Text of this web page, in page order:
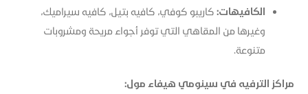
الكافيهات: كاريبو كوفي، كافيه بتيل، كافيه سيراميك،
وغيرها من المقاهي التي توفر أجواء مريحة ومشروبات
متنوعة.​
مراكز الترفيه في سينومي هيفاء مول: